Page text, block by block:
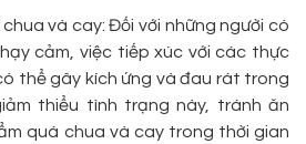
và cay: Đối với những người có
cảm, việc tiếp xúc với các thực
thể gây kích ứng và đau rát trong
thiểu tình trạng này, tránh ăn
quá chua và cay trong thời gian